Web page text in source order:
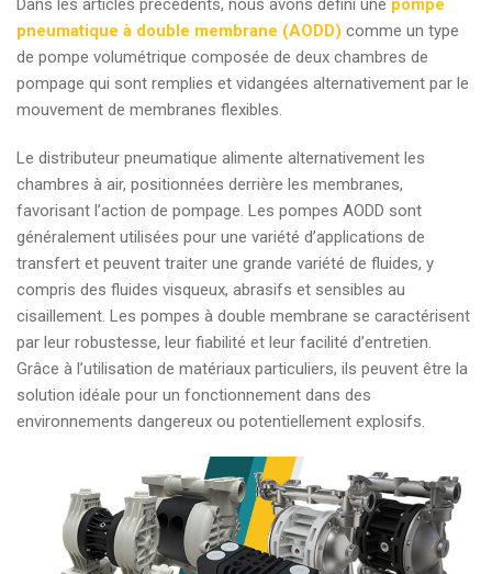
Dans les articles précédents, nous avons défini une pompe
pneumatique à double membrane (AODD) comme un type
de pompe volumétrique composée de deux chambres de
pompage qui sont remplies et vidangées alternativement par le
mouvement de membranes flexibles.
Le distributeur pneumatique alimente alternativement les
chambres à air, positionnées derrière les membranes,
favorisant l’action de pompage. Les pompes AODD sont
généralement utilisées pour une variété d’applications de
transfert et peuvent traiter une grande variété de fluides, y
compris des fluides visqueux, abrasifs et sensibles au
cisaillement. Les pompes à double membrane se caractérisent
par leur robustesse, leur fiabilité et leur facilité d’entretien.
Grâce à l’utilisation de matériaux particuliers, ils peuvent être la
solution idéale pour un fonctionnement dans des
environnements dangereux ou potentiellement explosifs.